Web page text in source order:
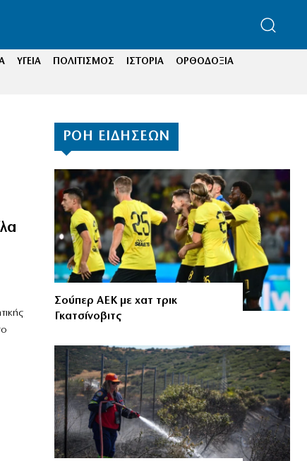
ΥΓΕΙΑ ΠΟΛΙΤΙΣΜΟΣ ΙΣΤΟΡΙΑ
ΟΡΘΟΔΟΞΙΑ
ΡΟΗ ΕΙΔΗΣΕΩΝ
Σούπερ ΑΕΚ με χατ τρικ
Γκατσίνοβιτς